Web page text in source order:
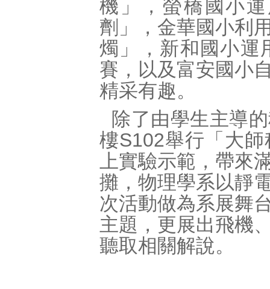
機」，螢橋國小
劑」，金華國小利
燭」，新和國小運
賽，以及富安國小
精采有趣。
除了由學生主導
樓S102舉行「大
上實驗示範，帶來
攤，物理學系以靜
次活動做為系展舞
主題，更展出飛機
聽取相關解說。